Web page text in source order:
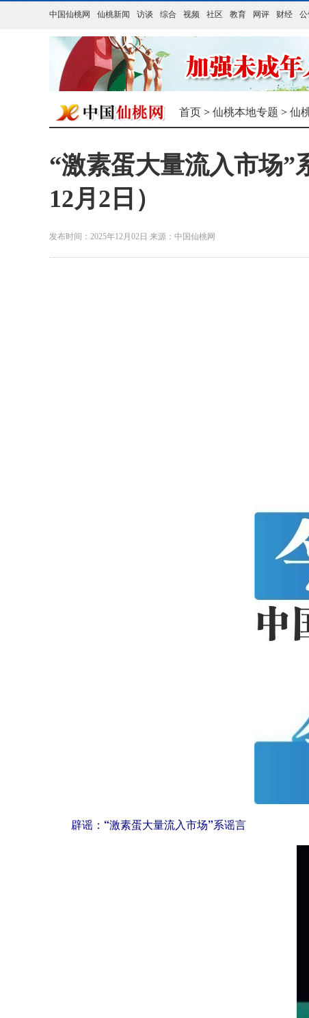
中国仙桃网 仙桃新闻 访谈 综合 视频 社区 教育 网评 财经
首页 > 仙桃本地专题 > 仙
“激素蛋大量流入市场
12月2日）
发布时间：2025年12月02日 来源： 中国仙桃网
辟谣：“激素蛋大量流入市场”系谣言